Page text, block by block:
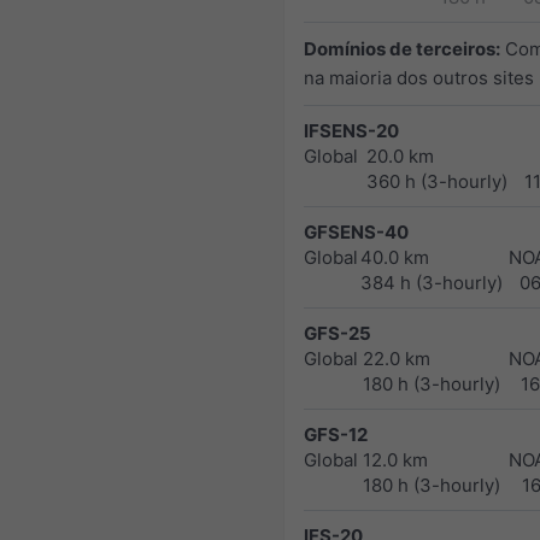
Domínios de terceiros:
na maioria dos outros sites
IFSENS-20
Global 20.0 km
360 h (3-hourly)
GFSENS-40
Global 40.0 km
384 h (3-hourly)
GFS-25
Global 22.0 km
180 h (3-hourly)
GFS-12
Global 12.0 km
180 h (3-hourly)